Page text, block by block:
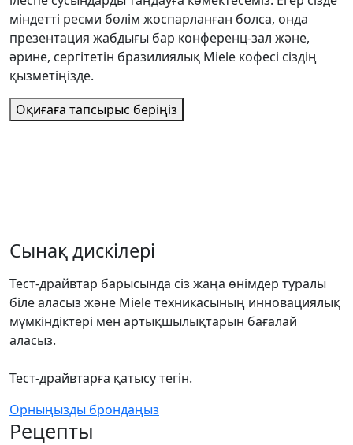
міндетті ресми бөлім жоспарланған болса, онда
презентация жабдығы бар конференц-зал және,
әрине, сергітетін бразилиялық Miele кофесі сіздің
қызметіңізде.
Оқиғаға тапсырыс беріңіз
Сынақ дискілері
Тест-драйвтар барысында сіз жаңа өнімдер туралы
біле аласыз және Miele техникасының инновациялық
мүмкіндіктері мен артықшылықтарын бағалай
аласыз.
Тест-драйвтарға қатысу тегін.
Орныңызды брондаңыз
Рецепты